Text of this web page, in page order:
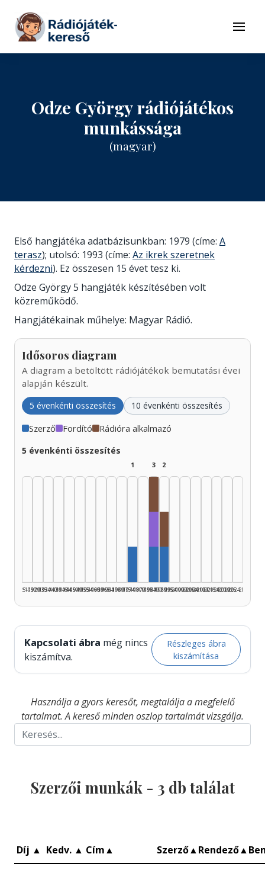
Tovább a tartalomhoz
Menü
Odze György rádiójátékos
munkássága
(magyar)
Első hangjátéka adatbázisunkban: 1979 (címe: A
terasz); utolsó: 1993 (címe: Az ikrek szeretnek
kérdezni). Ez összesen 15 évet tesz ki.
Odze György 5 hangjáték készítésében volt
közreműködő.
Hangjátékainak műhelye: Magyar Rádió.
Idősoros diagram
A diagram a betöltött rádiójátékok bemutatási évei
alapján készült.
5 évenkénti összesítés 10 évenkénti összesítés
Szerző Fordító Rádióra alkalmazó
5 évenkénti összesítés
1925–1929
1930–1934
1935–1939
1940–1944
1945–1949
1950–1954
1955–1959
1960–1964
1965–1969
1970–1974
1
1975–1979
1980–1984
3
1985–1989
2
1990–1994
1995–1999
2000–2004
2005–2009
2010–2014
2015–2019
2020–2024
2025–2026
Kapcsolati ábra még nincs
kiszámítva.
Részleges ábra
kiszámítása
Használja a gyors keresőt, megtalálja a megfelelő
tartalmat. A kereső minden oszlop tartalmát vizsgálja.
Szerzői munkák - 3 db találat
Díj ▲ Kedv. ▲ Cím▲ Szerző▲Rendező▲